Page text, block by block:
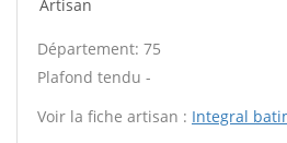
Artisan
Département: 75
Plafond tendu -
Voir la fiche artisan : Integral